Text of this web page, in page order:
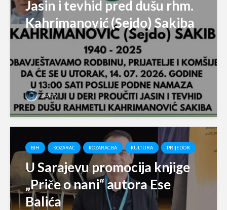
Jasin i tevhid pred dušu rhm.
Kahrimanović (Sejdo) Sakiba
svabo
BIH KOZARAC KOZARAC.BA KULTURA PRIJEDOR
U Sarajevu promocija knjige
„Priče o nani“ autora Ese
Balića